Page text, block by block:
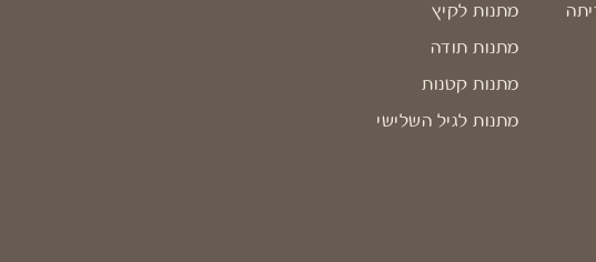
מתנות לקיץ
מתנות תודה
מתנות קטנות
מתנות לגיל השלישי